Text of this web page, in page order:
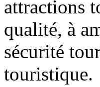
attractions
qualité, à
sécurité
touristique.